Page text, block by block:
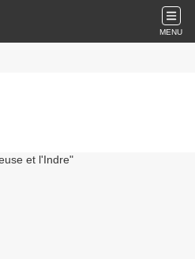
MENU